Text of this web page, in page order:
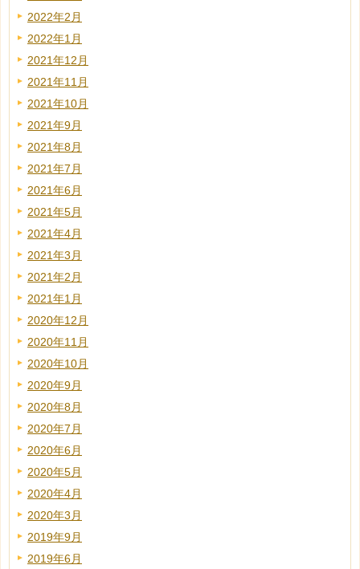
2022年2月
2022年1月
2021年12月
2021年11月
2021年10月
2021年9月
2021年8月
2021年7月
2021年6月
2021年5月
2021年4月
2021年3月
2021年2月
2021年1月
2020年12月
2020年11月
2020年10月
2020年9月
2020年8月
2020年7月
2020年6月
2020年5月
2020年4月
2020年3月
2019年9月
2019年6月